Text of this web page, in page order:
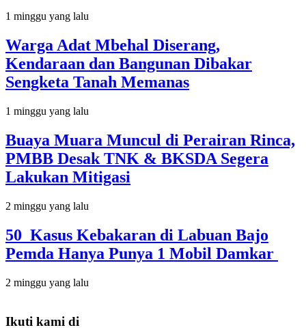
1 minggu yang lalu
Warga Adat Mbehal Diserang,
Kendaraan dan Bangunan Dibakar
Sengketa Tanah Memanas
1 minggu yang lalu
Buaya Muara Muncul di Perairan Rinca,
PMBB Desak TNK & BKSDA Segera
Lakukan Mitigasi
2 minggu yang lalu
50 Kasus Kebakaran di Labuan Bajo
Pemda Hanya Punya 1 Mobil Damkar
2 minggu yang lalu
Ikuti kami di